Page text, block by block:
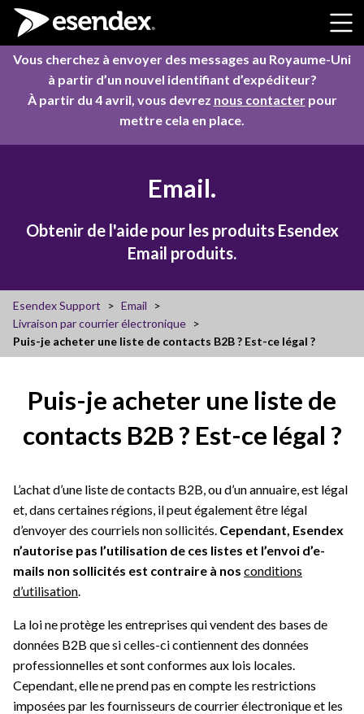
Skip to content
Vous cherchez à envoyer des messages au Royaume-Uni
à partir d’un nouvel identifiant d’expéditeur?
À partir du 4 avril, vous devrez nous contacterpour
mettre cela en place.
Email.
Obtenir de l'aide pour les produits Esendex
Email produits.
Esendex Support
Email
Livraison par courrier électronique
Puis-je acheter une liste de contacts B2B ? Est-ce légal ?
Puis-je acheter une liste de
contacts B2B ? Est-ce légal ?
L’achat d’une liste de contacts B2B, ou d’un annuaire, est légal
et, dans certaines régions, il peut également être légal
d’envoyer des courriels non sollicités. Cependant, Esendex
n’autorise pas l’utilisation de ces listes et l’envoi d’e-
mails non sollicités est contraire à nos conditions
d’utilisation
La loi ne protège les entreprises qui vendent des bases de
données B2B que si celles-ci contiennent des données
professionnelles et sont conformes aux lois locales.
Cependant, elle ne prend pas en compte les restrictions
imposées par les fournisseurs de courrier électronique et les